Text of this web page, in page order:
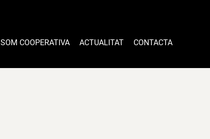
SOM COOPERATIVA ACTUALITAT CONTACTA